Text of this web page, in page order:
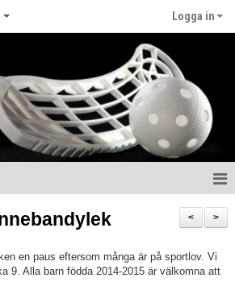
Logga in
>
<
en paus eftersom många är på sportlov. Vi
9. Alla barn födda 2014-2015 är välkomna att